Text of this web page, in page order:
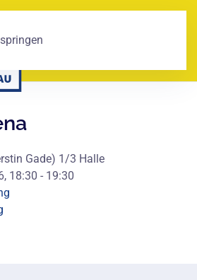
Gade) 1/3 Halle
18:30 - 19:30